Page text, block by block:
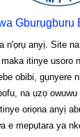
Gburugburu
n'ọrụ anyị. Site
itinye usoro
obibi, gụnyere
na ụzọ
oriọna anyị
e mepụtara ya